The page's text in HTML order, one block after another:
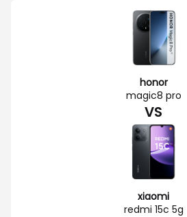
honor
magic8 pro
VS
xiaomi
redmi 15c 5g